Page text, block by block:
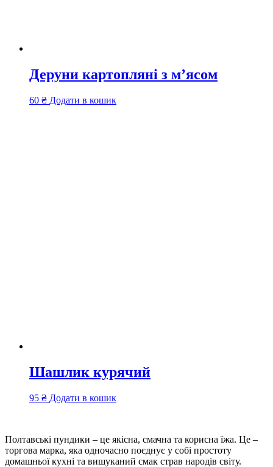
Деруни картопляні з м’ясом
60 ₴ Додати в кошик
Шашлик курячий
95 ₴ Додати в кошик
Полтавські пундики – це якісна, смачна та корисна їжа. Це –
торгова марка, яка одночасно поєднує у собі простоту
домашньої кухні та вишуканий смак страв народів світу.